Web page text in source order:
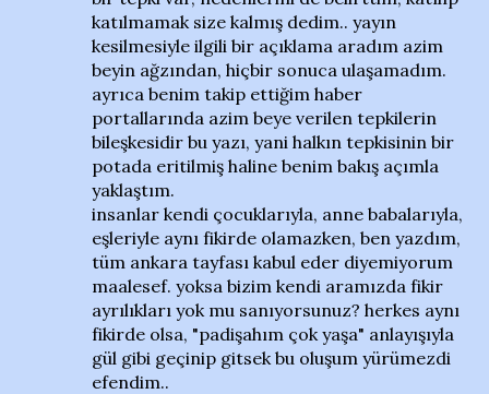
katılmamak size kalmış dedim.. yayın
kesilmesiyle ilgili bir açıklama aradım azim
beyin ağzından, hiçbir sonuca ulaşamadım.
ayrıca benim takip ettiğim haber
portallarında azim beye verilen tepkilerin
bileşkesidir bu yazı, yani halkın tepkisinin bir
potada eritilmiş haline benim bakış açımla
yaklaştım.
insanlar kendi çocuklarıyla, anne babalarıyla,
eşleriyle aynı fikirde olamazken, ben yazdım,
tüm ankara tayfası kabul eder diyemiyorum
maalesef. yoksa bizim kendi aramızda fikir
ayrılıkları yok mu sanıyorsunuz? herkes aynı
fikirde olsa, "padişahım çok yaşa" anlayışıyla
gül gibi geçinip gitsek bu oluşum yürümezdi
efendim..